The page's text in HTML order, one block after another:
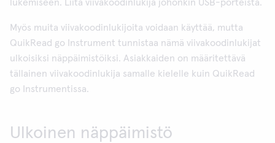
lukemiseen. Liitä viivakoodinlukija johonkin USB-porteista.
Myös muita viivakoodinlukijoita voidaan käyttää, mutta
QuikRead go Instrument tunnistaa nämä viivakoodinlukijat
ulkoisiksi näppäimistöiksi. Asiakkaiden on määritettävä
tällainen viivakoodinlukija samalle kielelle kuin QuikRead
go Instrumentissa.
Ulkoinen näppäimistö